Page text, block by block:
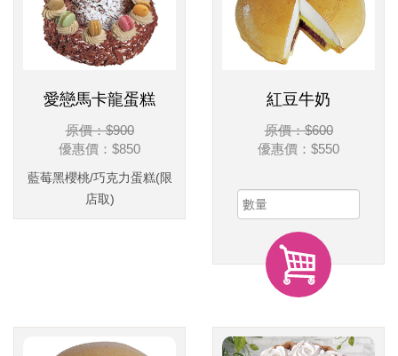
愛戀馬卡龍蛋糕
原價：$900
優惠價： $850
藍莓黑櫻桃/巧克力蛋糕(限
店取)
紅豆牛奶
原價：$600
優惠價： $550